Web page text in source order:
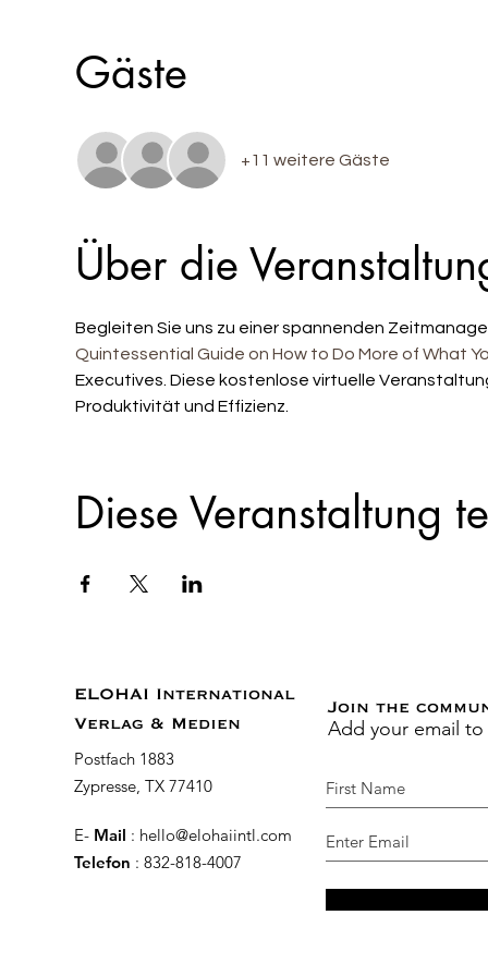
Gäste
+11 weitere Gäste
Über die
Begleiten Sie uns zu einer spannenden
Quintessential Guide on How to Do More of What
Executives. Diese kostenlose virtuelle
Produktivität und Effizienz.
Diese Veranstaltung
ELOHAI International
Verlag & Medien
Postfach 1883
Zypresse, TX 77410
E- Mail : hello@elohaiintl.com
Telefon : 832-818-4007
Join the
Add your email